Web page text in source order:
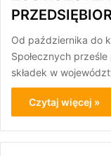
Od października do
Społecznych
składek w
Czytaj więcej »